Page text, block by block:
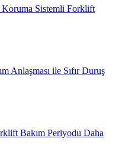
Koruma Sistemli Forklift
Anlaşması ile Sıfır Duruş
Bakım Periyodu Daha